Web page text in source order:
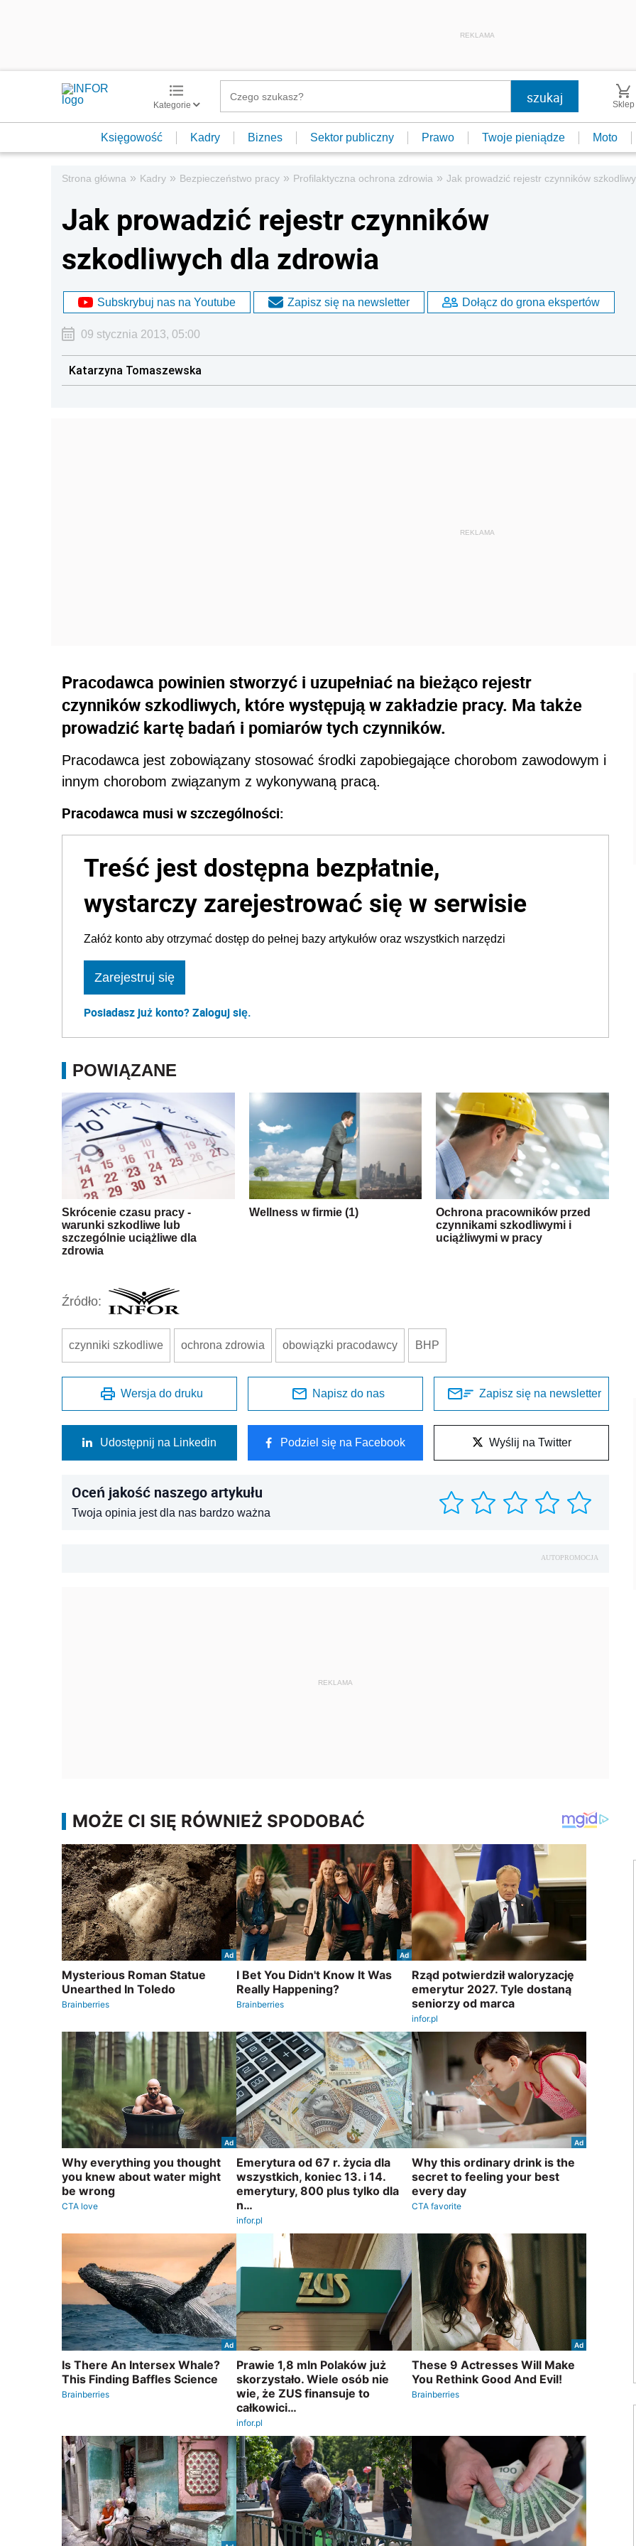
REKLAMA
Kategorie Sklep
Księgowość Kadry Biznes Sektor publiczny Prawo Twoje pieniądze Moto
Strona główna » Kadry » Bezpieczeństwo pracy » Profilaktyczna ochrona zdrowia » Jak prowadzić rejestr czynników
Jak prowadzić rejestr czynników
szkodliwych dla zdrowia
Subskrybuj nas na Youtube Zapisz się na newsletter Dołącz do grona ekspertów
09 stycznia 2013, 05:00
Katarzyna Tomaszewska
Pracodawca powinien stworzyć i uzupełniać na bieżąco rejestr
czynników szkodliwych, które występują w zakładzie pracy. Ma także
prowadzić kartę badań i pomiarów tych czynników.
Pracodawca jest zobowiązany stosować środki zapobiegające chorobom zawodowym i
innym chorobom związanym z wykonywaną pracą.
Pracodawca musi w szczególności:
Treść jest dostępna bezpłatnie,
wystarczy zarejestrować się w serwisie
Załóż konto aby otrzymać dostęp do pełnej bazy artykułów oraz wszystkich narzędzi
Zarejestruj się
Posiadasz już konto? Zaloguj się.
POWIĄZANE
Skrócenie czasu pracy -
warunki szkodliwe lub
szczególnie uciążliwe dla
zdrowia
Wellness w firmie (1)
Ochrona pracowników przed
czynnikami szkodliwymi i
uciążliwymi w pracy
Źródło:
czynniki szkodliwe ochrona zdrowia obowiązki pracodawcy BHP
Wersja do druku Napisz do nas Zapisz się na newsletter
Udostępnij na Linkedin Podziel się na Facebook Wyślij na Twitter
Oceń jakość naszego artykułu
Twoja opinia jest dla nas bardzo ważna
AUTOPROMOCJA
REKLAMA